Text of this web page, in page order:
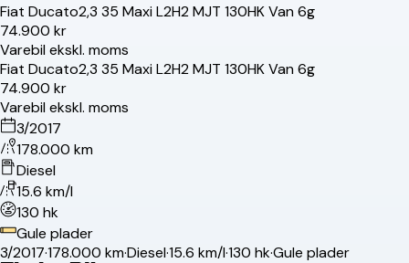
Fiat Ducato2,3 35 Maxi L2H2 MJT 130HK Van 6g
74.900 kr
Varebil ekskl. moms
Fiat Ducato2,3 35 Maxi L2H2 MJT 130HK Van 6g
74.900 kr
Varebil ekskl. moms
3/2017
178.000 km
Diesel
15.6 km/l
130 hk
Gule plader
3/2017·178.000 km·Diesel·15.6 km/l·130 hk·Gule plader